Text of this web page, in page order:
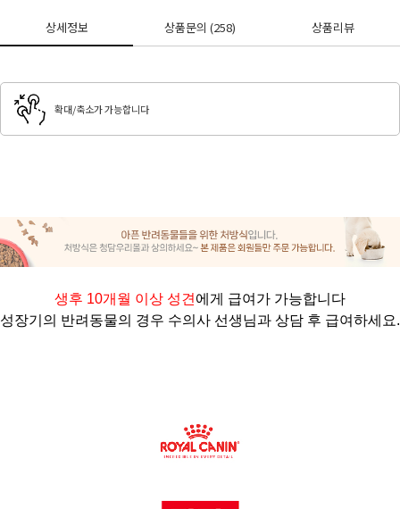
상세정보 상품문의 (258) 상품리뷰
확대/축소가 가능합니다
생후 10개월 이상 성견 에게 급여가 가능합니다
성장기의 반려동물의 경우 수의사 선생님과 상담 후 급여하세요.